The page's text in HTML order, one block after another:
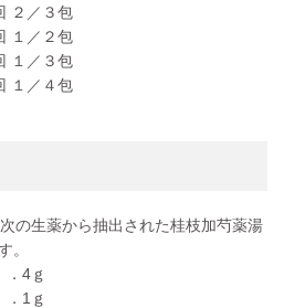
２／３包
／２包
／３包
４包
の生薬から抽出された桂枝加芍薬湯
。
4ｇ
1ｇ